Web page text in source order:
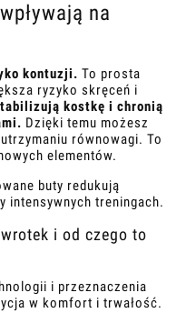
na
kontuzji. To prosta
ryzyko skręceń i
kostkę i chronią
Dzięki temu możesz
równowagi. To
elementów.
buty redukują
intensywnych treningach.
i od czego to
i przeznaczenia
w komfort i trwałość.